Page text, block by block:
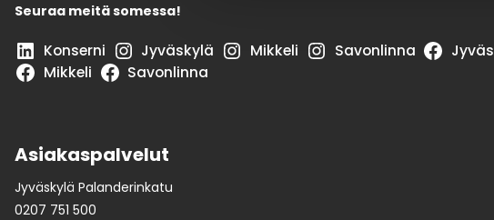
Seuraa meitä somessa!
Konserni Jyväskylä Mikkeli Savonlinna
Mikkeli
Savonlinna
Asiakaspalvelut
Jyväskylä Palanderinkatu
0207 751 500